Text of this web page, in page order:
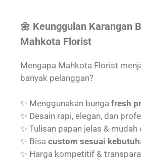
🌼 Keunggulan Karangan
Mahkota Florist
Mengapa Mahkota Florist
banyak pelanggan?
✨ Menggunakan bunga fresh
✨ Desain rapi, elegan, dan
✨ Tulisan papan jelas & mudah
✨ Bisa custom sesuai
✨ Harga kompetitif &